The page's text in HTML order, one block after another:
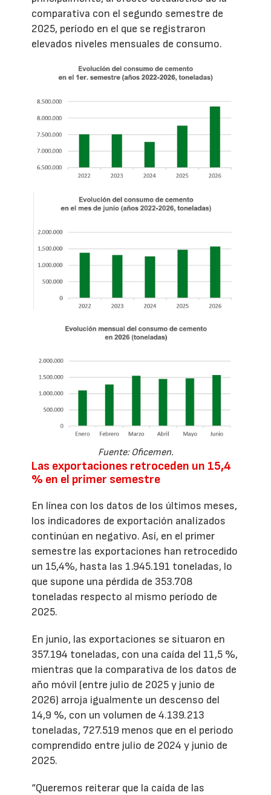
comparativa con el segundo semestre de
2025, período en el que se registraron
elevados niveles mensuales de consumo.
Fuente: Oficemen.
Las exportaciones retroceden un 15,4
% en el primer semestre
En línea con los datos de los últimos meses,
los indicadores de exportación analizados
continúan en negativo. Así, en el primer
semestre las exportaciones han retrocedido
un 15,4%, hasta las 1.945.191 toneladas, lo
que supone una pérdida de 353.708
toneladas respecto al mismo período de
2025.
En junio, las exportaciones se situaron en
357.194 toneladas, con una caída del 11,5 %,
mientras que la comparativa de los datos de
año móvil (entre julio de 2025 y junio de
2026) arroja igualmente un descenso del
14,9 %, con un volumen de 4.139.213
toneladas, 727.519 menos que en el periodo
comprendido entre julio de 2024 y junio de
2025.
“Queremos reiterar que la caída de las